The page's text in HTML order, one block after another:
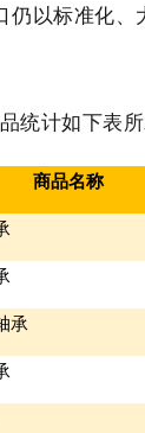
以标准化、
统计如下表所
商品名称
承